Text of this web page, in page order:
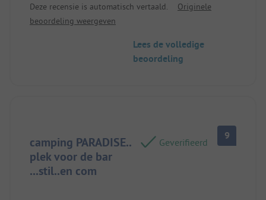
Deze recensie is automatisch vertaald.
Originele
beoordeling weergeven
Lees de volledige
beoordeling
camping PARADISE..
plek voor de bar
...stil..en com
Geverifieerd
9